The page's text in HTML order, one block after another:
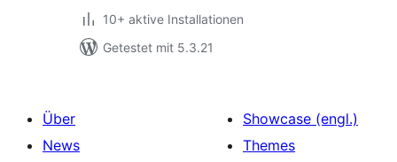
10+ aktive Installationen
Getestet mit 5.3.21
Über
News
Showcase (engl.)
Themes